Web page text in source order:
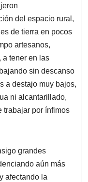
del espacio rural,
de tierra en pocos
artesanos,
a tener en las
sin descanso
a destajo muy bajos,
ni alcantarillado,
trabajar por ínfimos
grandes
aún más
afectando la